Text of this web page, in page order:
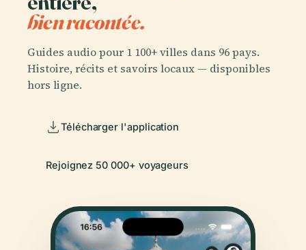
bien racontée.
Guides audio pour 1 100+ villes dans 96 pays.
Histoire, récits et savoirs locaux — disponibles
hors ligne.
Télécharger l'application
Rejoignez 50 000+ voyageurs